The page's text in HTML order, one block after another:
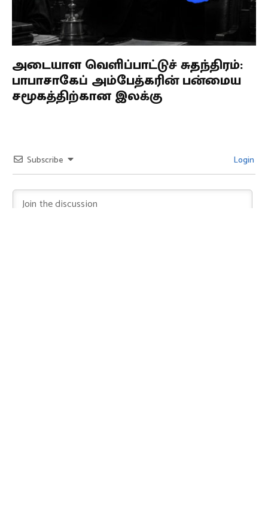
அடையாள வெளிப்பாட்டுச் சுதந்திரம்:
பாபாசாகேப் அம்பேத்கரின் பன்மைய
சமூகத்திற்கான இலக்கு
Subscribe Login